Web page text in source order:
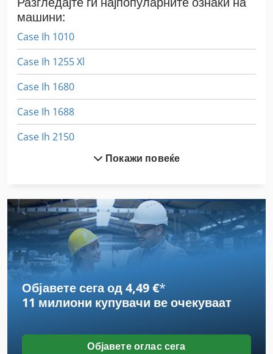
машини:
Case Ih 1010
Case Ih 1255 Xl
Case Ih 1680
Case Ih 1688
Case Ih 2150
Case Ih 3394
Case Ih 340
Case Ih 4420
Case Ih 496
Case Ih 744
Case Ih 745 Xl
Покажи повеќе
Објавете сега од 4,49 €*
11 милиони купувачи ве очекуваат
Објавете оглас сега